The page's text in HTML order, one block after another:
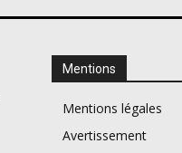
Mentions
Mentions légales
Avertissement